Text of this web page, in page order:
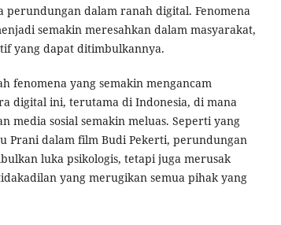
perundungan dalam ranah digital. Fenomena
semakin meresahkan dalam masyarakat,
yang dapat ditimbulkannya.
fenomena yang semakin mengancam
digital ini, terutama di Indonesia, di mana
media sosial semakin meluas. Seperti yang
Prani dalam film Budi Pekerti, perundungan
luka psikologis, tetapi juga merusak
yang merugikan semua pihak yang